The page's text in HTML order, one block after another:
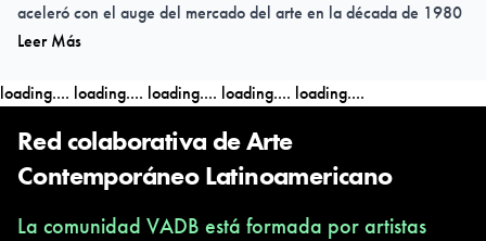
aceleró con el auge del mercado del arte en la década de 1980
y continúa hasta la actualidad.
ha programado tres webinars este año entre las secciones
nacionales. Estos webinars abordan el análisis y la definición del
papel de la ética en la práctica de la crítica de arte
independiente y profesional, la identificación de los desafíos al
escribir sobre arte (forma y fondo) y los factores que conducen a
Leer Más
loading.... loading.... loading.... loading.... loading....
Red colaborativa de Arte
Contemporáneo Latinoamericano
La comunidad VADB está formada por artistas